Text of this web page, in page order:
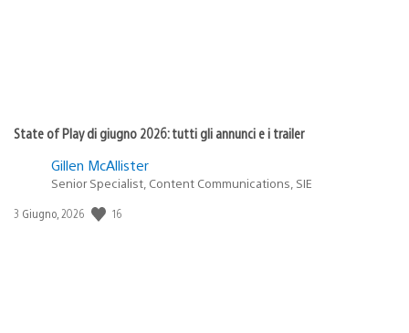
State of Play di giugno 2026: tutti gli annunci e i trailer
Gillen McAllister
Senior Specialist, Content Communications, SIE
Data
3 Giugno, 2026 16